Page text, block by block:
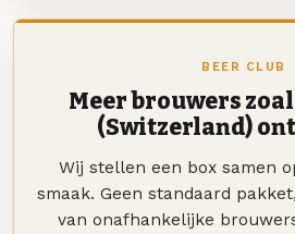
BEER CLUB
Meer brouwers
(Switzerland)
Wij stellen een box samen
smaak. Geen standaard
van onafhankelijke